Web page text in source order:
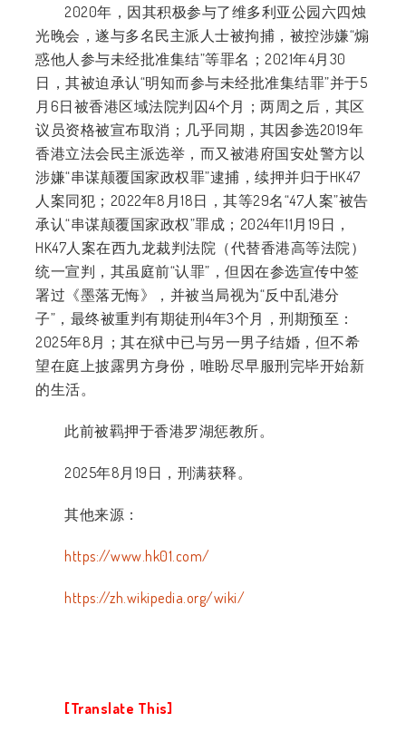
2020年，因其积极参与了维多利亚公园六四烛
光晚会，遂与多名民主派人士被拘捕，被控涉嫌“煽
惑他人参与未经批准集结”等罪名； 2021年4月 30
日，其被迫承认“明知而参与未经批准集结罪”并于5
月 6日被香港区域法院判囚4个月；两周之后，其区
议员资格被宣布取消；几乎同期，其因参选2019年
香港立法会民主派选举，而又被港府国安处警方以
涉嫌“串谋颠覆国家政权罪”逮捕，续押并归于HK47
人案同犯； 2022年8 月18日，其等29名“47 人案”被告
承认“串谋颠覆国家政权”罪成； 2024年11 月 19 日，
HK47 人案在西九龙裁判法院（代替香港高等法院）
统一宣判，其虽庭前“认罪”，但因在参选宣传中签
署过《墨落无悔》，并被当局视为“反中乱港分
子”，最终被重判有期徒刑4年3个月，刑期预至：
2025年8 月；其在狱中已与另一男子结婚，但不希
望在庭上披露男方身份，唯盼尽早服刑完毕开始新
的生活。
此前被羁押于香港罗湖惩教所。
2025年8月19日，刑满获释。
其他来源：
https://www.hk01.com/
https://zh.wikipedia.org/wiki/
[Translate This]